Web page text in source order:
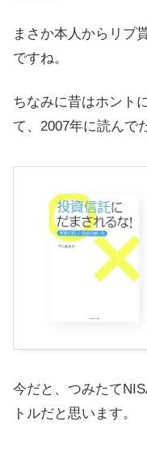
まさか本人からリプ
ですね。
ちなみに昔はホント
て、2007年に読んで
今だと、つみたて
トルだと思います。